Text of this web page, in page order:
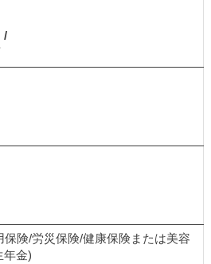
/
険/労災保険/健康保険または美容
年金)